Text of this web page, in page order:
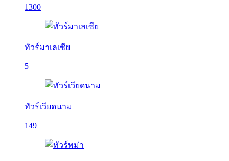
1300
ทัวร์มาเลเซีย
5
ทัวร์เวียดนาม
149